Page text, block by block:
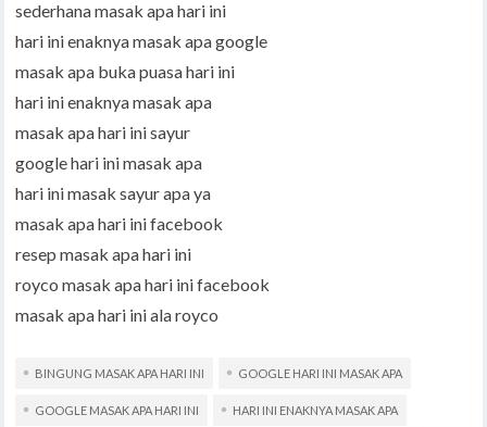
sederhana masak apa hari ini
hari ini enaknya masak apa google
masak apa buka puasa hari ini
hari ini enaknya masak apa
masak apa hari ini sayur
google hari ini masak apa
hari ini masak sayur apa ya
masak apa hari ini facebook
resep masak apa hari ini
royco masak apa hari ini facebook
masak apa hari ini ala royco
BINGUNG MASAK APA HARI INI GOOGLE HARI INI MASAK APA
GOOGLE MASAK APA HARI INI HARI INI ENAKNYA MASAK APA